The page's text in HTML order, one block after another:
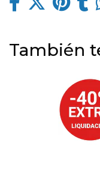
También